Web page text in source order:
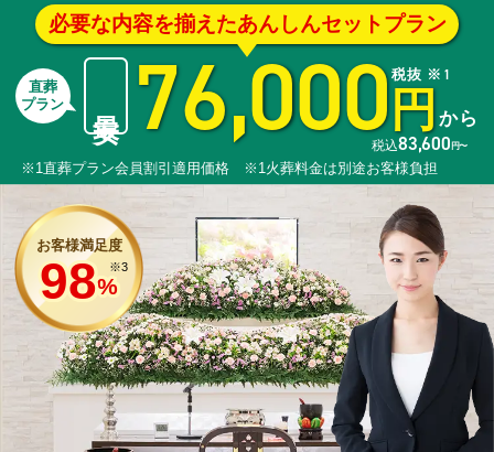
必要な内容を揃えたあんしんセットプラン
直葬
プラン
76,000 円 から
税抜 ※1
税込83,600 円〜
※1直葬プラン会員割引適用価格 ※1火葬料金は別途お客様負担
お客様満足度
98%
※3